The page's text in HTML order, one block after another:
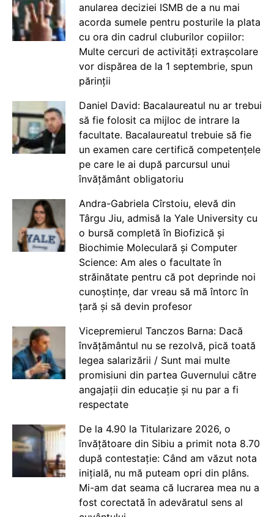
anularea deciziei ISMB de a nu mai
acorda sumele pentru posturile la plata
cu ora din cadrul cluburilor copiilor:
Multe cercuri de activități extrașcolare
vor dispărea de la 1 septembrie, spun
părinții
Daniel David: Bacalaureatul nu ar trebui
să fie folosit ca mijloc de intrare la
facultate. Bacalaureatul trebuie să fie
un examen care certifică competențele
pe care le ai după parcursul unui
învățământ obligatoriu
Andra-Gabriela Cîrstoiu, elevă din
Târgu Jiu, admisă la Yale University cu
o bursă completă în Biofizică și
Biochimie Moleculară și Computer
Science: Am ales o facultate în
străinătate pentru că pot deprinde noi
cunoștințe, dar vreau să mă întorc în
țară și să devin profesor
Vicepremierul Tanczos Barna: Dacă
învățământul nu se rezolvă, pică toată
legea salarizării / Sunt mai multe
promisiuni din partea Guvernului către
angajații din educație și nu par a fi
respectate
De la 4.90 la Titularizare 2026, o
învățătoare din Sibiu a primit nota 8.70
după contestație: Când am văzut nota
inițială, nu mă puteam opri din plâns.
Mi-am dat seama că lucrarea mea nu a
fost corectată în adevăratul sens al